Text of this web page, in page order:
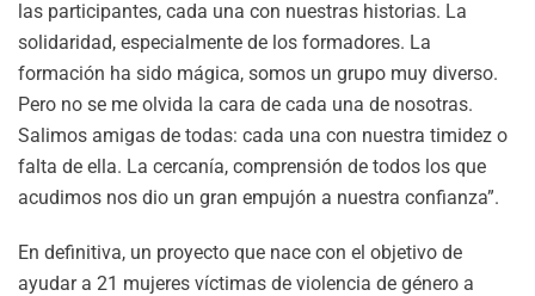
las participantes, cada una con nuestras historias. La
solidaridad, especialmente de los formadores. La
formación ha sido mágica, somos un grupo muy diverso.
Pero no se me olvida la cara de cada una de nosotras.
Salimos amigas de todas: cada una con nuestra timidez o
falta de ella. La cercanía, comprensión de todos los que
acudimos nos dio un gran empujón a nuestra confianza”.
En definitiva, un proyecto que nace con el objetivo de
ayudar a 21 mujeres víctimas de violencia de género a